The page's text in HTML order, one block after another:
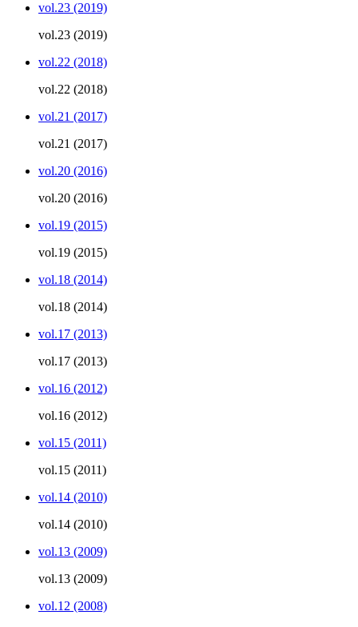
vol.23 (2019)
vol.23 (2019)
vol.22 (2018)
vol.22 (2018)
vol.21 (2017)
vol.21 (2017)
vol.20 (2016)
vol.20 (2016)
vol.19 (2015)
vol.19 (2015)
vol.18 (2014)
vol.18 (2014)
vol.17 (2013)
vol.17 (2013)
vol.16 (2012)
vol.16 (2012)
vol.15 (2011)
vol.15 (2011)
vol.14 (2010)
vol.14 (2010)
vol.13 (2009)
vol.13 (2009)
vol.12 (2008)